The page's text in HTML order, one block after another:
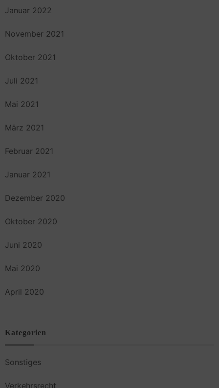
Januar 2022
November 2021
Oktober 2021
Juli 2021
Mai 2021
März 2021
Februar 2021
Januar 2021
Dezember 2020
Oktober 2020
Juni 2020
Mai 2020
April 2020
Kategorien
Sonstiges
Verkehrsrecht